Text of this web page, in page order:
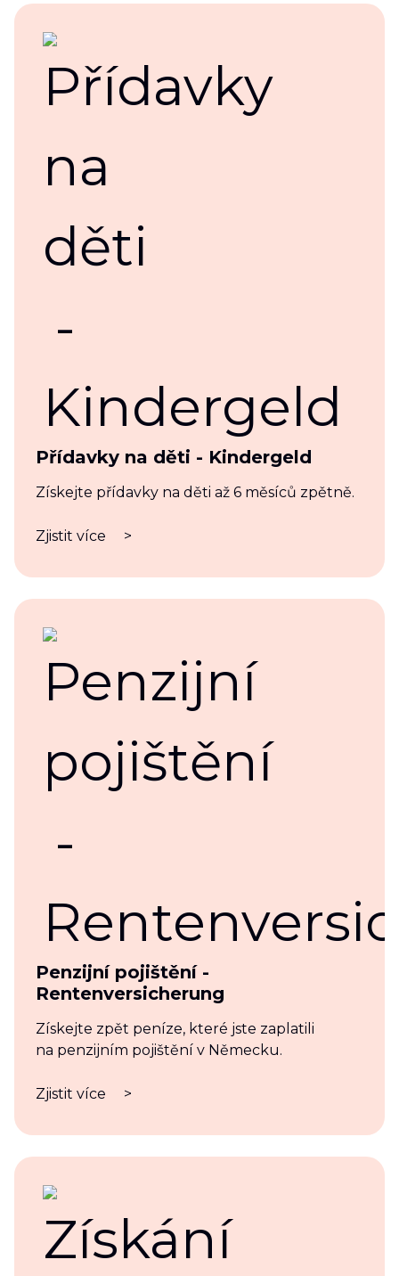
Přídavky na děti - Kindergeld
Získejte přídavky na děti až 6 měsíců zpětně.
Zjistit více >
Penzijní pojištění -
Rentenversicherung
Získejte zpět peníze, které jste zaplatili
na penzijním pojištění v Německu.
Zjistit více >